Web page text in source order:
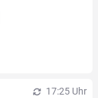
17:25 Uhr